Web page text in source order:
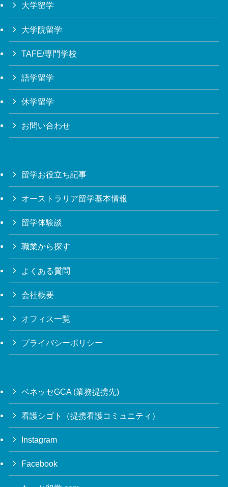
大学留学
大学院留学
TAFE/専門学校
語学留学
休学留学
お問い合わせ
留学お役立ち記事
オーストラリア留学基本情報
留学体験談
職業から探す
よくある質問
会社概要
オフィス一覧
プライバシーポリシー
ベネッセGCA (業務提携先)
看護シゴト（提携看護コミュニティ）
Instagram
Facebook